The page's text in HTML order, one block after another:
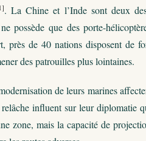
. La Chine et l’Inde sont deux
possède que des porte-
de 40 nations disposent de
des patrouilles plus lointaines.
de leurs marines
influent sur leur diplomatie
zone, mais la capacité de